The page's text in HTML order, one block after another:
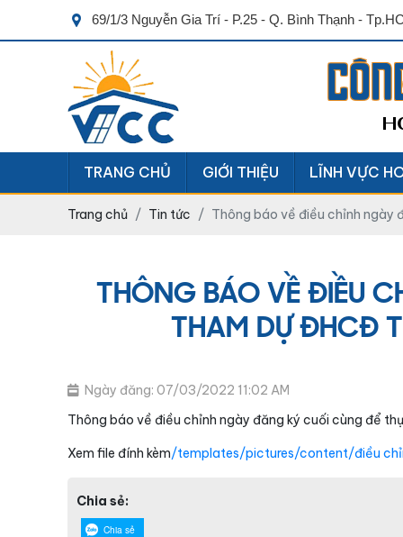
69/1/3 Nguyễn Gia Trí - P.25 - Q. Bình Thạnh -
TRANG CHỦ GIỚI THIỆU LĨNH VỰC
Trang chủ Tin tức Thông báo về điều chỉnh ngày
THÔNG BÁO VỀ ĐIỀU
THAM DỰ ĐHCĐ
Ngày đăng: 07/03/2022 11:02 AM
Thông báo về điều chỉnh ngày đăng ký cuối cùng để
Xem file đính kèm/templates/pictures/content/điều
Chia sẻ:
Chia sẻ